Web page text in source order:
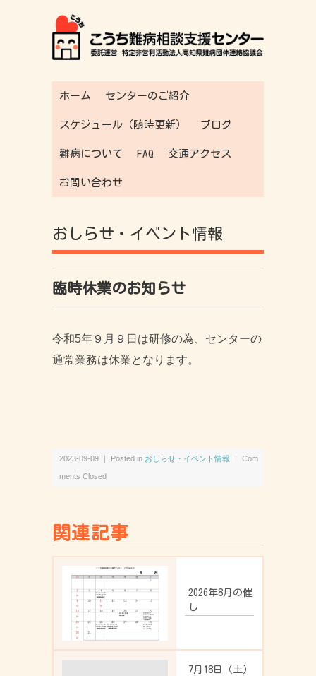
ホーム センターのご紹介
スケジュール（随時更新） ブログ
難病について FAQ 交通アクセス
お問い合わせ
おしらせ・イベント情報
臨時休業のお知らせ
令和5年９月９日は研修の為、センターの
通常業務は休業となります。
2023-09-09 ｜ Posted in おしらせ・イベント情報 Com
ments Closed
関連記事
2026年8月の催
し
7月18日（土）